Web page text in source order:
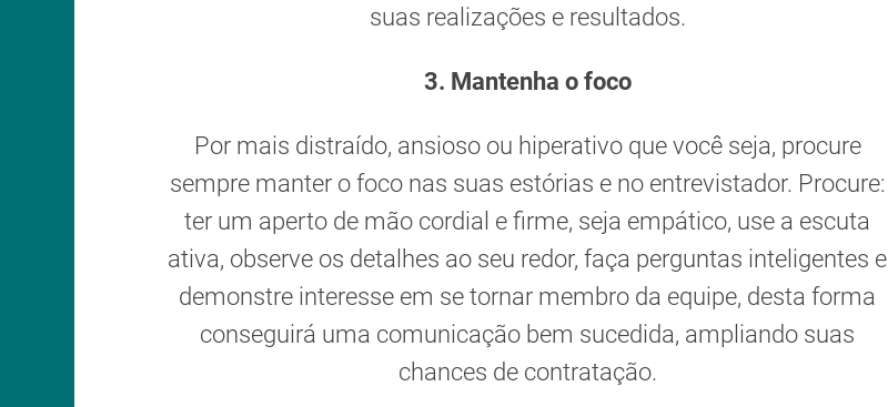
suas realizações e resultados.
3. Mantenha o foco
Por mais distraído, ansioso ou hiperativo que você seja, procure
sempre manter o foco nas suas estórias e no entrevistador. Procure:
ter um aperto de mão cordial e firme, seja empático, use a escuta
ativa, observe os detalhes ao seu redor, faça perguntas inteligentes e
demonstre interesse em se tornar membro da equipe, desta forma
conseguirá uma comunicação bem sucedida, ampliando suas
chances de contratação.